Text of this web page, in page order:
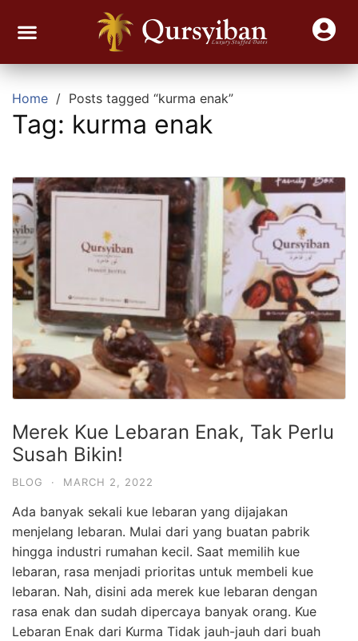
Home Posts tagged “kurma enak”
Tag: kurma enak
Merek Kue Lebaran Enak, Tak Perlu
Susah Bikin!
BLOG · MARCH 2, 2022
Ada banyak sekali kue lebaran yang dijajakan
menjelang lebaran. Mulai dari yang buatan pabrik
hingga industri rumahan kecil. Saat memilih kue
lebaran, rasa menjadi prioritas untuk membeli kue
lebaran. Nah, disini ada merek kue lebaran dengan
rasa enak dan sudah dipercaya banyak orang. Kue
Lebaran Enak dari Kurma Tidak jauh-jauh dari buah